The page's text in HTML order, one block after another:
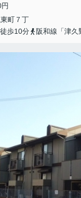
町 ７丁
歩10分
阪和線「津